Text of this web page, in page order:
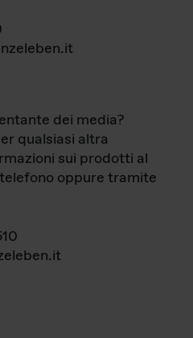
dei media?
qualsiasi altra
sui prodotti al
oppure tramite